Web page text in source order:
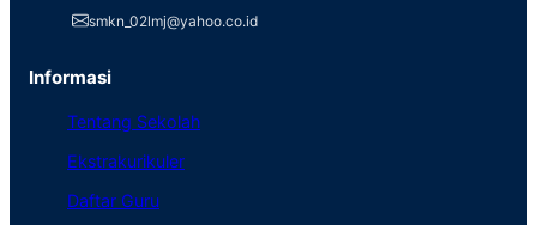
smkn_02lmj@yahoo.co.id
Informasi
Tentang Sekolah
Ekstrakurikuler
Daftar Guru